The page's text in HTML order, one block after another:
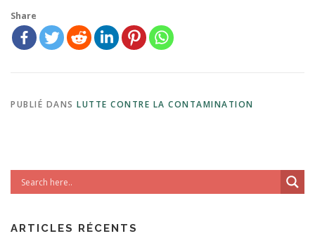
Share
PUBLIÉ DANS LUTTE CONTRE LA CONTAMINATION
ARTICLES RÉCENTS